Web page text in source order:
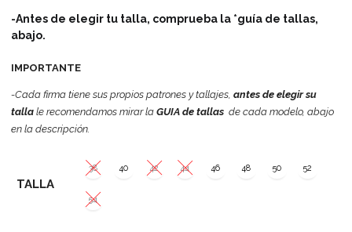
-Antes de elegir tu talla, comprueba la *guía de tallas,
abajo.
IMPORTANTE
-Cada firma tiene sus propios patrones y tallajes,antes de elegir su
talla le recomendamos mirar laGUIA de tallas de cada modelo, abajo
en la descripción.
TALLA
38 40 42 44 46 48 50 52
54